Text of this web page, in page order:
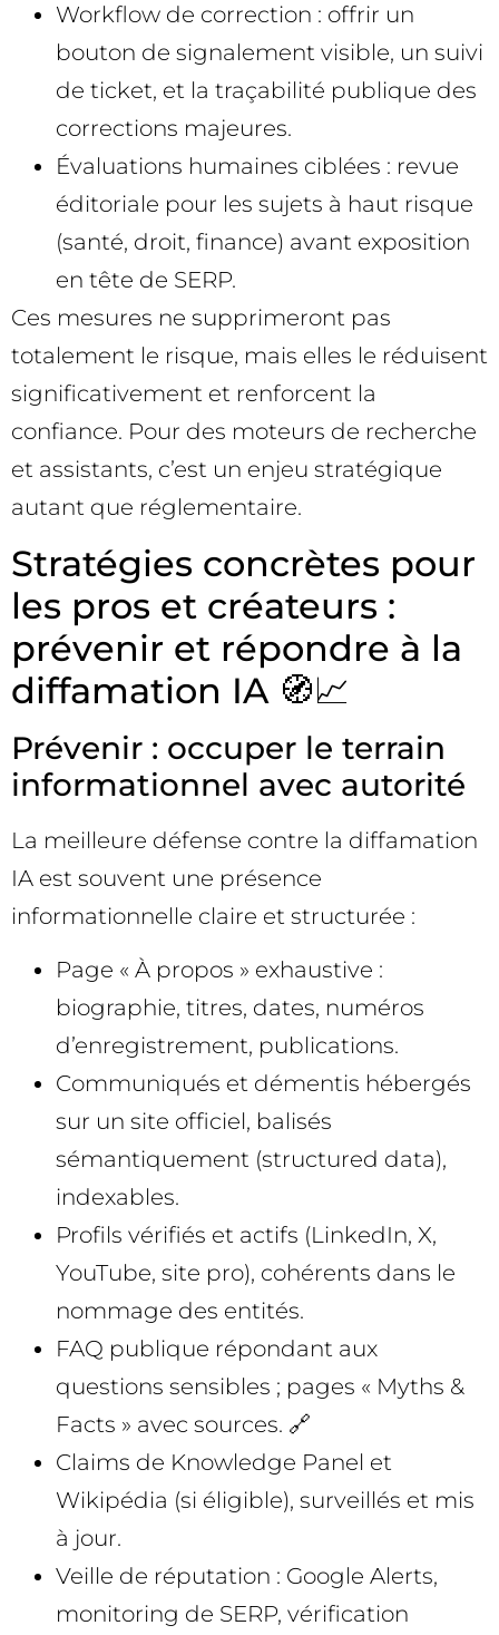
Workflow de correction : offrir un
bouton de signalement visible, un suivi
de ticket, et la traçabilité publique des
corrections majeures.
Évaluations humaines ciblées : revue
éditoriale pour les sujets à haut risque
(santé, droit, finance) avant exposition
en tête de SERP.
Ces mesures ne supprimeront pas
totalement le risque, mais elles le réduisent
significativement et renforcent la
confiance. Pour des moteurs de recherche
et assistants, c’est un enjeu stratégique
autant que réglementaire.
Stratégies concrètes pour
les pros et créateurs :
prévenir et répondre à la
diffamation IA 🧭📈
Prévenir : occuper le terrain
informationnel avec autorité
La meilleure défense contre la diffamation
IA est souvent une présence
informationnelle claire et structurée :
Page « À propos » exhaustive :
biographie, titres, dates, numéros
d’enregistrement, publications.
Communiqués et démentis hébergés
sur un site officiel, balisés
sémantiquement (structured data),
indexables.
Profils vérifiés et actifs (LinkedIn, X,
YouTube, site pro), cohérents dans le
nommage des entités.
FAQ publique répondant aux
questions sensibles ; pages « Myths &
Facts » avec sources. 🔗
Claims de Knowledge Panel et
Wikipédia (si éligible), surveillés et mis
à jour.
Veille de réputation : Google Alerts,
monitoring de SERP, vérification